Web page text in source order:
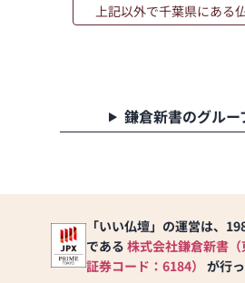
上記以外で千葉県にある
鎌倉新書のグルー
「いい仏壇」の運営は、
である 株式会社鎌倉新書（
証券コード：6184） が行っ